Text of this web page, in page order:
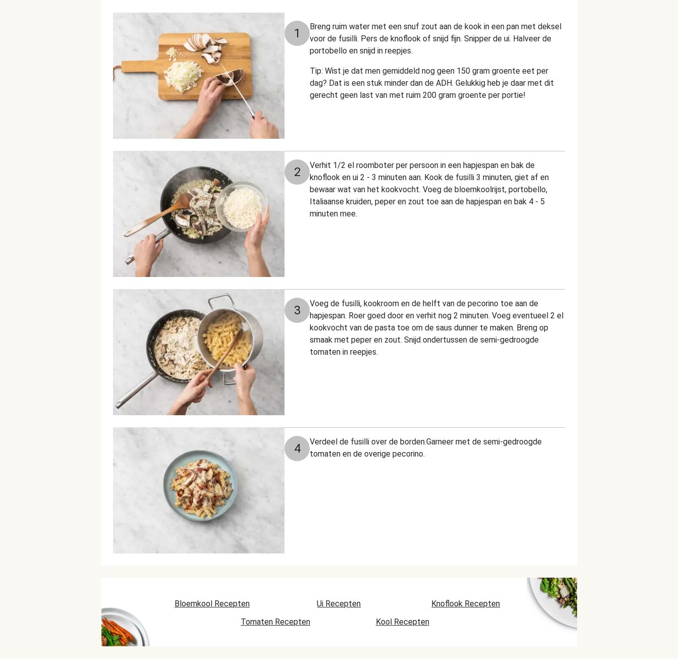
1
Breng ruim water met een snuf zout aan de kook in een pan met deksel
voor de fusilli. Pers de knoflook of snijd fijn. Snipper de ui. Halveer de
portobello en snijd in reepjes.
Tip: Wist je dat men gemiddeld nog geen 150 gram groente eet per
dag? Dat is een stuk minder dan de ADH. Gelukkig heb je daar met dit
gerecht geen last van met ruim 200 gram groente per portie!
2
Verhit 1/2 el roomboter per persoon in een hapjespan en bak de
knoflook en ui 2 - 3 minuten aan. Kook de fusilli 3 minuten, giet af en
bewaar wat van het kookvocht. Voeg de bloemkoolrijst, portobello,
Italiaanse kruiden, peper en zout toe aan de hapjespan en bak 4 - 5
minuten mee.
3
Voeg de fusilli, kookroom en de helft van de pecorino toe aan de
hapjespan. Roer goed door en verhit nog 2 minuten. Voeg eventueel 2 el
kookvocht van de pasta toe om de saus dunner te maken. Breng op
smaak met peper en zout. Snijd ondertussen de semi-gedroogde
tomaten in reepjes.
4
Verdeel de fusilli over de borden.Garneer met de semi-gedroogde
tomaten en de overige pecorino.
Bloemkool Recepten Ui Recepten
Knoflook Recepten
Tomaten Recepten
Kool Recepten